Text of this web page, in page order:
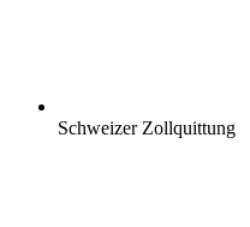
Schweizer Zollquittung